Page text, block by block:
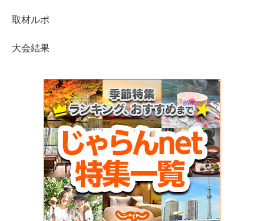
取材ルポ
大会結果